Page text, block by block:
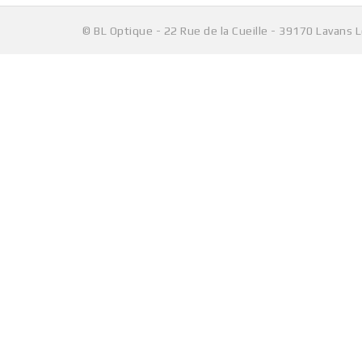
© BL Optique - 22 Rue de la Cueille - 39170